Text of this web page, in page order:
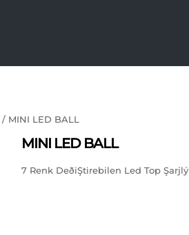
/ MINI LED BALL
MINI LED BALL
7 Renk DeðiŞtirebilen Led Top Şarjlý